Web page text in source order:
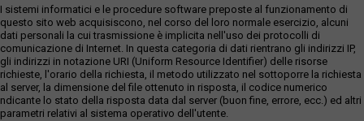
I sistemi informatici e le procedure software preposte al funzionamento di
questo sito web acquisiscono, nel corso del loro normale esercizio, alcuni
dati personali la cui trasmissione è implicita nell'uso dei protocolli di
comunicazione di Internet. In questa categoria di dati rientrano gli indirizzi IP,
gli indirizzi in notazione URI (Uniform Resource Identifier) delle risorse
richieste, l'orario della richiesta, il metodo utilizzato nel sottoporre la richiesta
al server, la dimensione del file ottenuto in risposta, il codice numerico
ndicante lo stato della risposta data dal server (buon fine, errore, ecc.) ed altri
parametri relativi al sistema operativo dell'utente.